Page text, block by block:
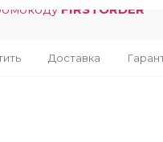
FIRSTORDER
Доставка